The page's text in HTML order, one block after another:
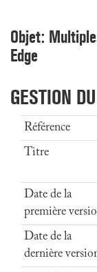
Objet:
Edge
GESTION
Référence
Titre
Date de la
première
Date de la
dernière